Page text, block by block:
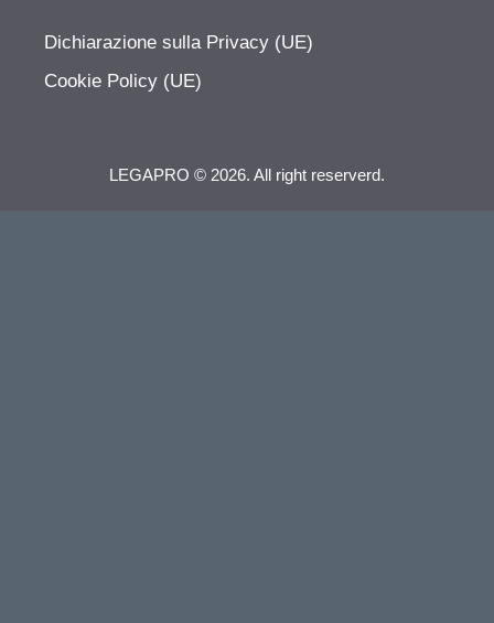
Dichiarazione sulla Privacy (UE)
Cookie Policy (UE)
LEGAPRO © 2026. All right reserverd.